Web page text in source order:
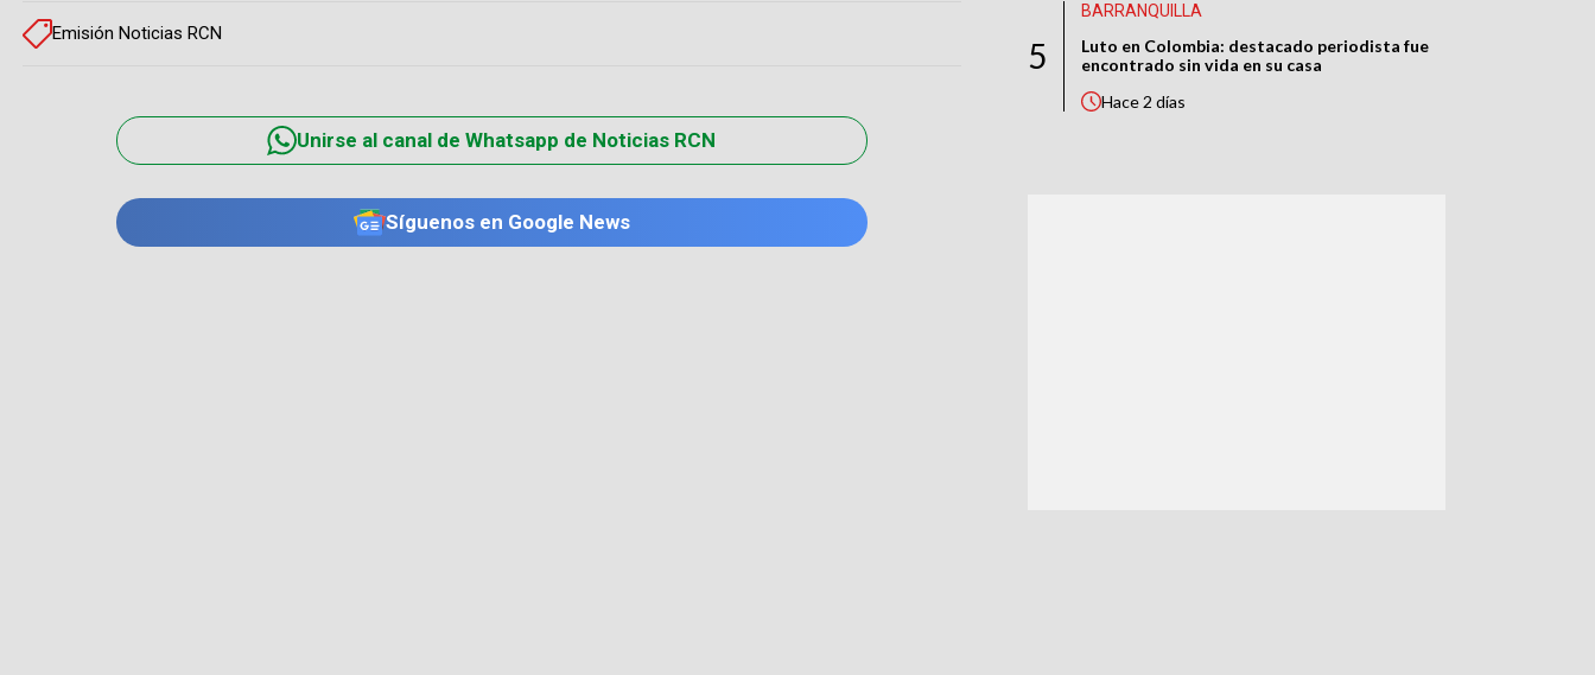
Emisión Noticias RCN
Unirse al canal de Whatsapp de Noticias RCN
Síguenos en Google News
5
BARRANQUILLA
Luto en Colombia: destacado periodista fue
encontrado sin vida en su casa
Hace2 días